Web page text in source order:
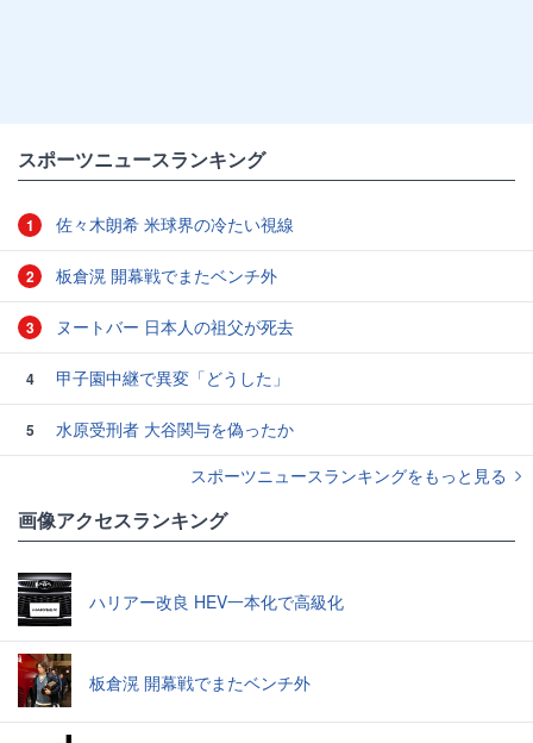
スポーツニュースランキング
1 佐々木朗希 米球界の冷たい視線
2 板倉滉 開幕戦でまたベンチ外
3 ヌートバー 日本人の祖父が死去
4 甲子園中継で異変「どうした」
5
水原受刑者 大谷関与を偽ったか
スポーツニュースランキングをもっと見る
画像アクセスランキング
ハリアー改良 HEV一本化で高級化
板倉滉 開幕戦でまたベンチ外